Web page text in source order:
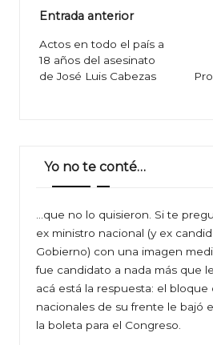
Navegación
de
entradas
Entrada anterior
Actos en todo el país a
18 años del asesinato
de José Luis Cabezas
Yo no te conté…
…que no lo quisieron. Si te
ex ministro nacional (y ex
Gobierno) con una imagen
fue candidato a nada más que
acá está la respuesta: el
nacionales de su frente le bajó
la boleta para el Congreso.